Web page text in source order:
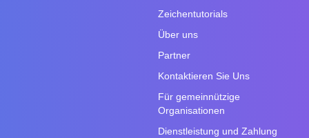
Zeichentutorials
Über uns
Partner
Kontaktieren Sie Uns
Für gemeinnützige
Organisationen
Dienstleistung und Zahlung